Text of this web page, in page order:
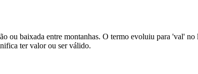
baixada entre montanhas. O termo evoluiu para 'val'
ter valor ou ser válido.